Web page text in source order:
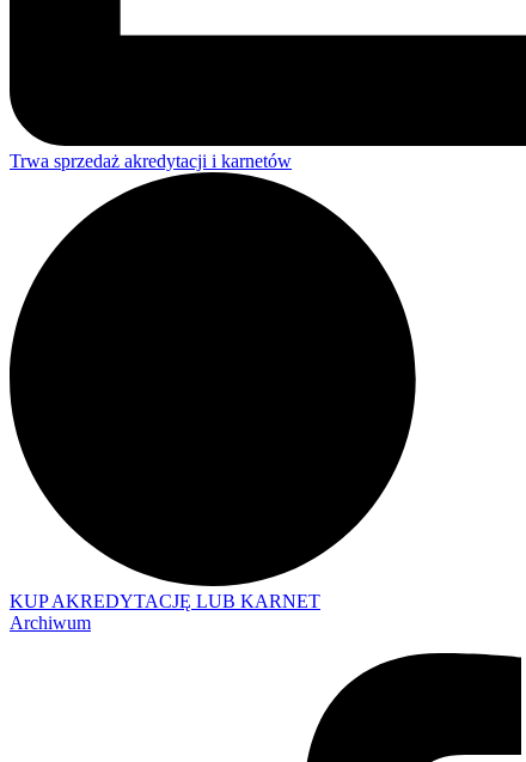
Trwa sprzedaż akredytacji i karnetów
KUP AKREDYTACJĘ LUB KARNET
Archiwum